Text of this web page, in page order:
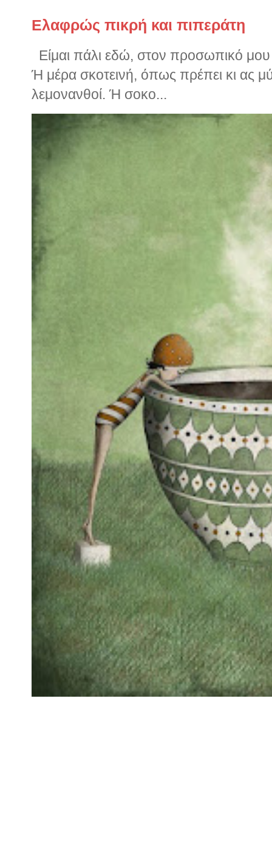
Ελαφρώς πικρή και πιπεράτη
Είμαι πάλι εδώ, στον προσωπικό μου
Ή μέρα σκοτεινή, όπως πρέπει κι ας
λεμονανθοί. Ή σοκο...